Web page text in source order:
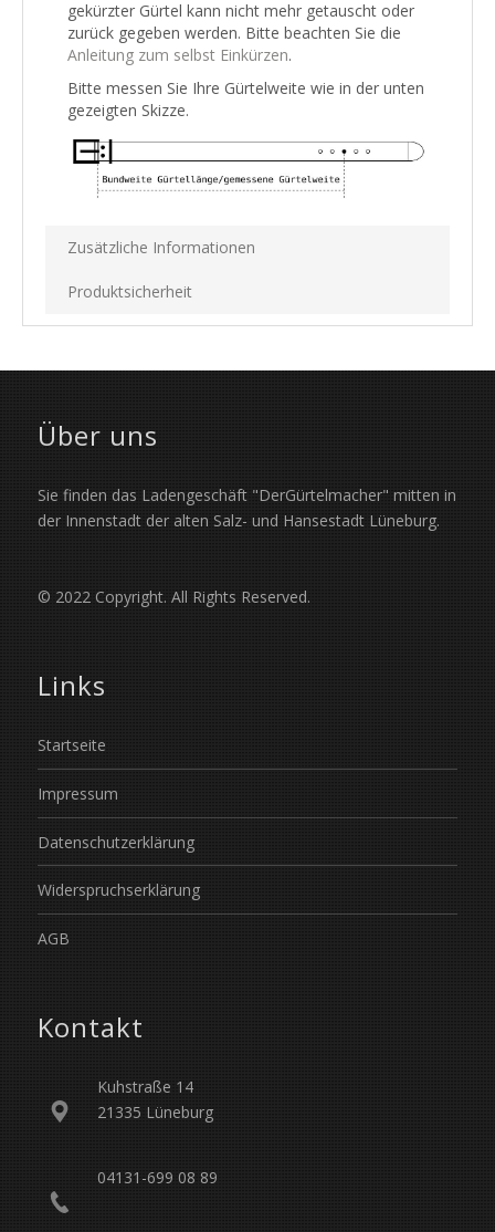
gekürzter Gürtel kann nicht mehr getauscht oder
zurück gegeben werden. Bitte beachten Sie die
Anleitung zum selbst Einkürzen.
Bitte messen Sie Ihre Gürtelweite wie in der unten
gezeigten Skizze.
Zusätzliche Informationen
Produktsicherheit
Über uns
Sie finden das Ladengeschäft "DerGürtelmacher" mitten in
der Innenstadt der alten Salz- und Hansestadt Lüneburg.
© 2022 Copyright. All Rights Reserved.
Links
Startseite
Impressum
Datenschutzerklärung
Widerspruchserklärung
AGB
Kontakt
Kuhstraße 14
21335 Lüneburg
04131-699 08 89